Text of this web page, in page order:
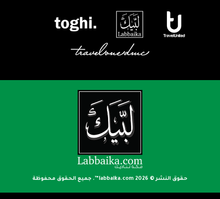
حقوق النشر © 2026 labbaika.com™ . جميع الحقوق محفوظة